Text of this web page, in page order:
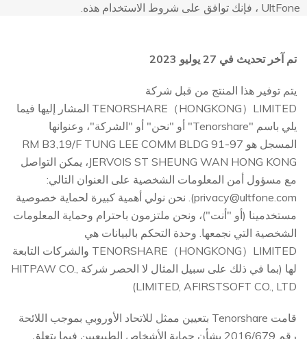
UltFone ، فإنك توافق على شروط الاستخدام هذه.
تم آخر تحديث في 27 يوليو 2023
يتم توفير هذا المنتج من قبل شركة
TENORSHARE（HONGKONG）LIMITED المشار إليها فيما
يلي باسم "Tenorshare" أو "نحن" أو "الشركة"، وعنوانها
المسجل هو RM B3,19/F TUNG LEE COMM BLDG 91-97
JERVOIS ST SHEUNG WAN HONG KONG، يمكن التواصل
مع مسؤول أمن المعلومات الشخصية على العنوان التالي:
privacy@ultfone.com). نحن نولي أهمية كبيرة لحماية خصوصية
مستخدمينا (أو "أنت")، ونحن ملتزمون باحترام وحماية المعلومات
الشخصية التي نجمعها. وحدة التحكم بالبيانات هي
TENORSHARE（HONGKONG）LIMITED والشركات التابعة
لها (بما في ذلك على سبيل المثال لا الحصر شركة HITPAW CO.,
LIMITED, AFIRSTSOFT CO., LTD)
قامت Tenorshare بتعيين ممثل للاتحاد الأوروبي بموجب اللائحة
رقم 2016/679 بشأن حماية الأشخاص الطبيعيين فيما يتعلق